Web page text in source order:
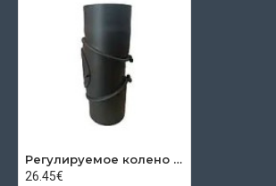
Регулируемое колено с ревизиейт трехсекционный 0-90º Ø150x2мм
26.45€